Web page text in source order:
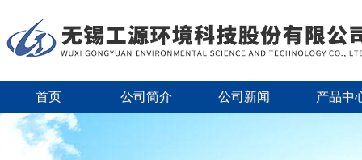
首页 公司简介 公司新闻 产品中